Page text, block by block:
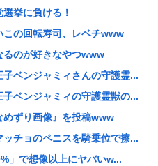
挙に負ける！
この回転寿司、レベチwww
るのが好きなやつwww
子ベンジャミィさんの守護霊...
子ベンジャミィの守護霊獣の...
めずり画像』を投稿www
ッチョのペニスを騎乗位で擦...
」で想像以上にヤバいw...